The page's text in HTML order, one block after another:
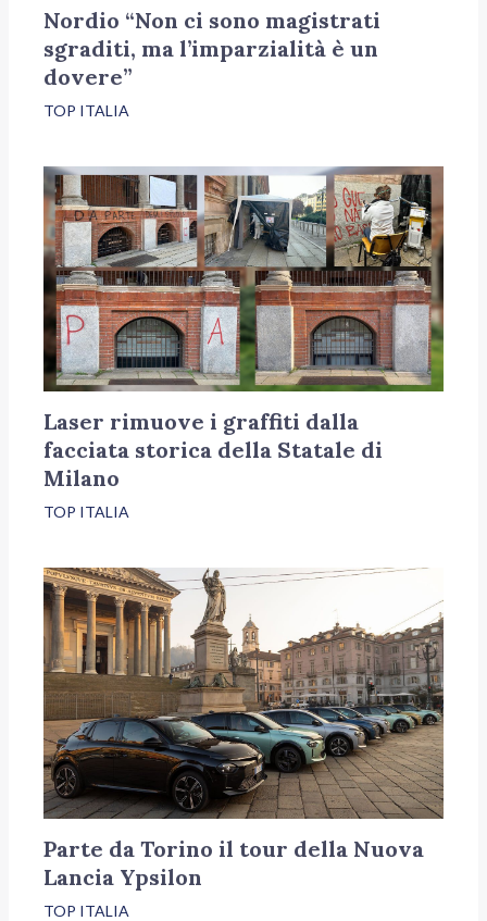
Nordio “Non ci sono magistrati
sgraditi, ma l’imparzialità è un
dovere”
TOP ITALIA
Laser rimuove i graffiti dalla
facciata storica della Statale di
Milano
TOP ITALIA
Parte da Torino il tour della Nuova
Lancia Ypsilon
TOP ITALIA